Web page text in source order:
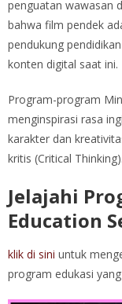
penguatan wawasan
bahwa film pendek
pendukung
konten digital saat ini.
Program-program
menginspirasi rasa
karakter dan
kritis (Critical Thinking).
Jelajahi
Education
klik di sini untuk
program edukasi